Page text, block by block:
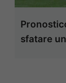
sfatare